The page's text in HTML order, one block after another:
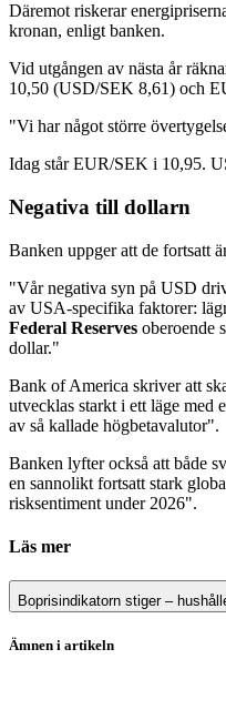
Däremot riskerar
kronan, enligt banken.
Vid utgången av nästa år
10,50 (USD/SEK 8,61) och
"Vi har något större
Idag står EUR/SEK i 10,95.
Negativa till dollarn
Banken uppger att de fortsatt
"Vår negativa syn på USD
av USA-specifika faktorer:
Federal Reserves oberoende
dollar."
Bank of America skriver att
utvecklas starkt i ett läge med
av så kallade högbetavalutor".
Banken lyfter också att både
en sannolikt fortsatt stark
risksentiment under 2026".
Läs mer
Boprisindikatorn stiger –
Ämnen i artikeln